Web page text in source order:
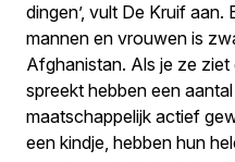
dingen’, vult De Kruif aan.
mannen en vrouwen is
Afghanistan. Als je ze
spreekt hebben een
maatschappelijk actief
een kindje, hebben hun